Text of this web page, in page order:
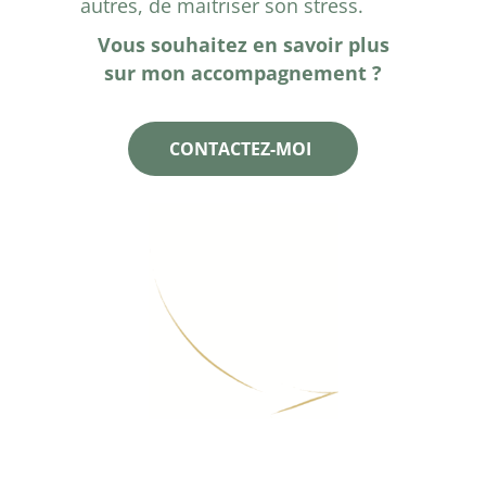
autres, de maitriser son stress.
Vous souhaitez en savoir plus
sur mon accompagnement ?
CONTACTEZ-MOI